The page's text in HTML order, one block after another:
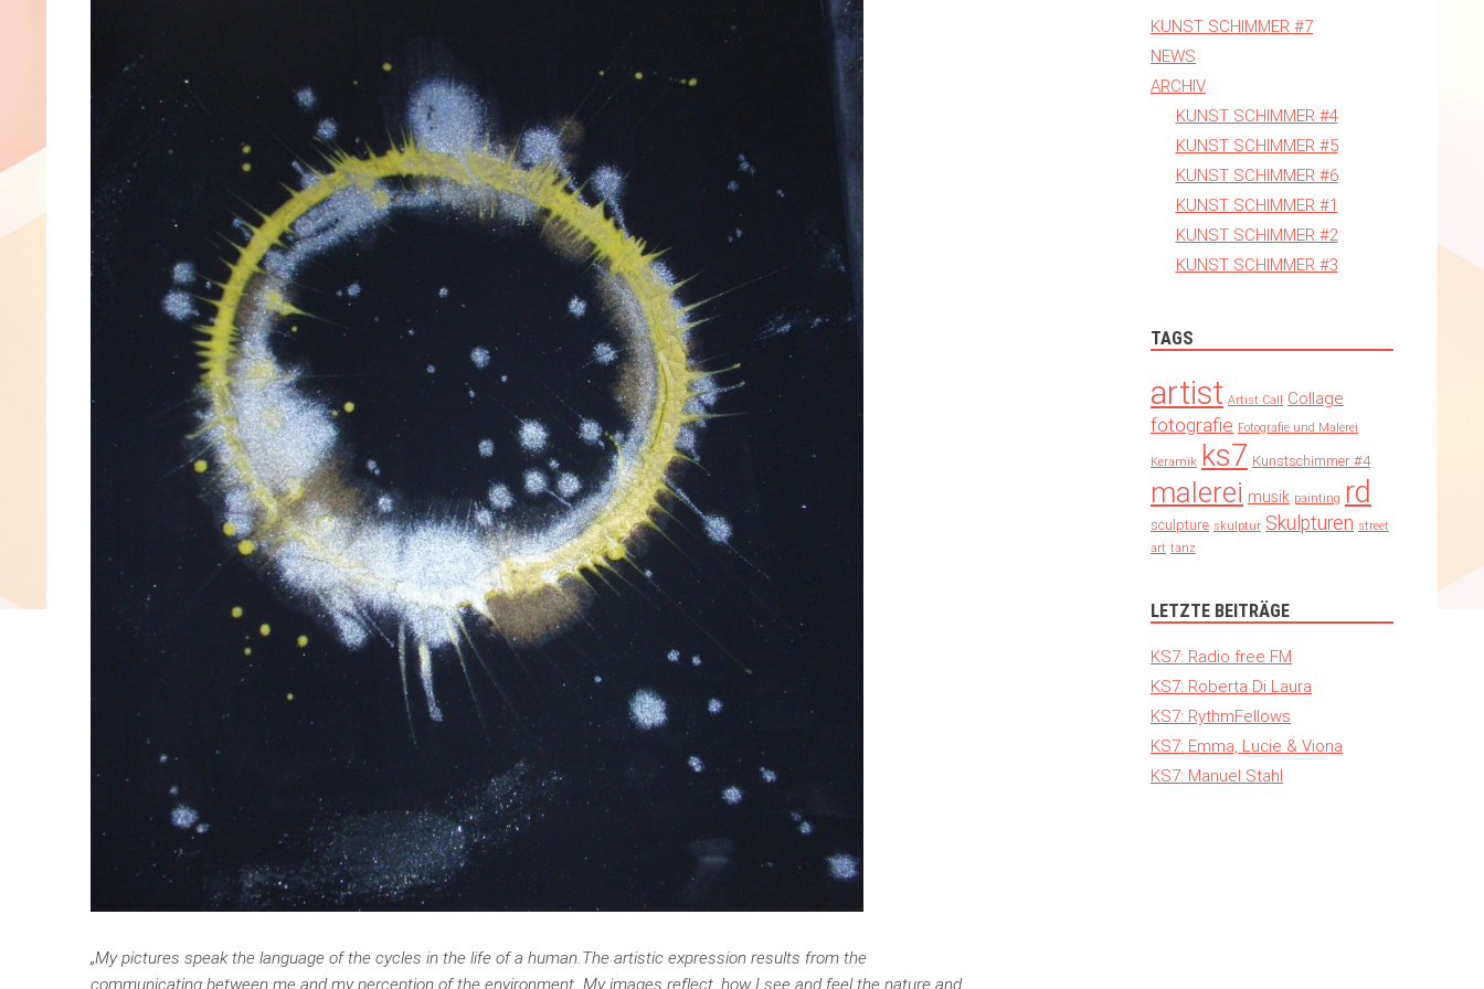
„My pictures speak the language of the cycles in the life of a human.The artistic expression results from the
communicating between me and my perception of the environment. My images reflect, how I see and feel the nature and
KUNST SCHIMMER #7
NEWS
ARCHIV
KUNST SCHIMMER #4
KUNST SCHIMMER #5
KUNST SCHIMMER #6
KUNST SCHIMMER #1
KUNST SCHIMMER #2
KUNST SCHIMMER #3
TAGS
artist Artist Call Collage
fotografie Fotografie und Malerei
Keramik ks7 Kunstschimmer #4
malerei musik painting rd
sculpture skulptur Skulpturen street
art tanz
LETZTE BEITRÄGE
KS7: Radio free FM
KS7: Roberta Di Laura
KS7: RythmFellows
KS7: Emma, Lucie & Viona
KS7: Manuel Stahl